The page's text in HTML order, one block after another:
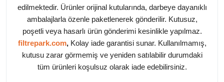
edilmektedir. Ürünler orijinal kutularında, darbeye dayanıklı
ambalajlarla özenle paketlenerek gönderilir. Kutusuz,
poşetli veya hasarlı ürün gönderimi kesinlikle yapılmaz.
filtrepark.com,Kolay iade garantisi sunar. Kullanılmamış,
kutusu zarar görmemiş ve yeniden satılabilir durumdaki
tüm ürünleri koşulsuz olarak iade edebilirsiniz.